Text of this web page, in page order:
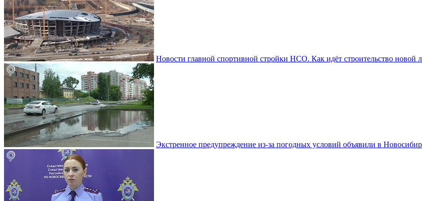
Новости главной спортивной стройки НСО. Как идёт строительство новой
Экстренное предупреждение из-за погодных условий объявили в